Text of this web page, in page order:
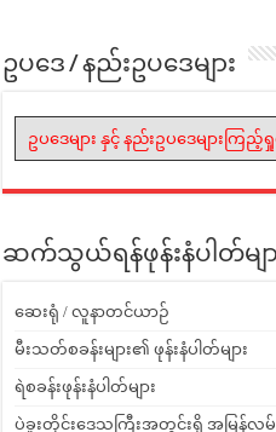
ဥပဒေ / နည်းဥပဒေများ
ဥပဒေများ နှင့် နည်းဥပဒေများကြည့်ရှု
ဆက်သွယ်ရန်ဖုန်းနံပါတ်မျာ
ဆေးရုံ / လူနာတင်ယာဉ်
မီးသတ်စခန်းများ၏ ဖုန်းနံပါတ်များ
ရဲစခန်းဖုန်းနံပါတ်များ
ပဲခူးတိုင်းဒေသကြီးအတွင်းရှိ အမြန်လမ်း